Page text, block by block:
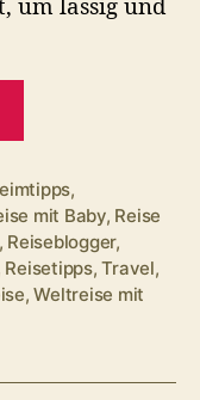
unsere
6
Geheimtipps“
,
mit Baby, Reise
Reiseblogger,
Reisetipps,Travel,
,Weltreise mit